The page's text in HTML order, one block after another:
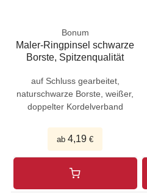
Bonum
Maler-Ringpinsel schwarze
Borste, Spitzenqualität
auf Schluss gearbeitet,
naturschwarze Borste, weißer,
doppelter Kordelverband
ab4,19 €